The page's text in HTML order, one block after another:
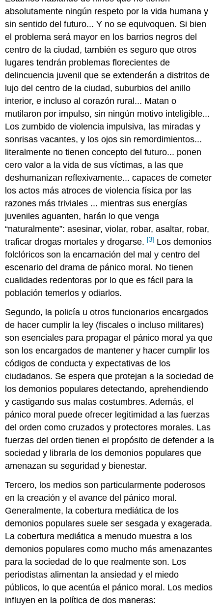
absolutamente ningún respeto por la vida humana y
sin sentido del futuro... Y no se equivoquen. Si bien
el problema será mayor en los barrios negros del
centro de la ciudad, también es seguro que otros
lugares tendrán problemas florecientes de
delincuencia juvenil que se extenderán a distritos de
lujo del centro de la ciudad, suburbios del anillo
interior, e incluso al corazón rural... Matan o
mutilaron por impulso, sin ningún motivo inteligible...
Los zumbido de violencia impulsiva, las miradas y
sonrisas vacantes, y los ojos sin remordimientos...
literalmente no tienen concepto del futuro... ponen
cero valor a la vida de sus víctimas, a las que
deshumanizan reflexivamente... capaces de cometer
los actos más atroces de violencia física por las
razones más triviales ... mientras sus energías
juveniles aguanten, harán lo que venga
“naturalmente”: asesinar, violar, robar, asaltar, robar,
traficar drogas mortales y drogarse. [3] Los demonios
folclóricos son la encarnación del mal y centro del
escenario del drama de pánico moral. No tienen
cualidades redentoras por lo que es fácil para la
población temerlos y odiarlos.
Segundo, la policía u otros funcionarios encargados
de hacer cumplir la ley (fiscales o incluso militares)
son esenciales para propagar el pánico moral ya que
son los encargados de mantener y hacer cumplir los
códigos de conducta y expectativas de los
ciudadanos. Se espera que protejan a la sociedad de
los demonios populares detectando, aprehendiendo
y castigando sus malas costumbres. Además, el
pánico moral puede ofrecer legitimidad a las fuerzas
del orden como cruzados y protectores morales. Las
fuerzas del orden tienen el propósito de defender a la
sociedad y librarla de los demonios populares que
amenazan su seguridad y bienestar.
Tercero, los medios son particularmente poderosos
en la creación y el avance del pánico moral.
Generalmente, la cobertura mediática de los
demonios populares suele ser sesgada y exagerada.
La cobertura mediática a menudo muestra a los
demonios populares como mucho más amenazantes
para la sociedad de lo que realmente son. Los
periodistas alimentan la ansiedad y el miedo
públicos, lo que acentúa el pánico moral. Los medios
influyen en la política de dos maneras: